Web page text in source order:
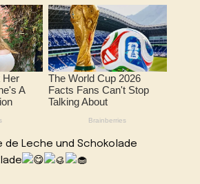
de Leche und Schokolade